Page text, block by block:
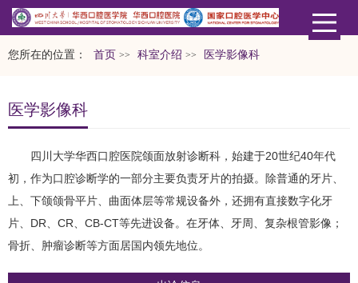
您所在的位置： 首页 >> 科室介绍 >> 医学影像科
医学影像科
四川大学华西口腔医院颌面放射诊断科，始建于20世纪40年代
初，作为口腔诊断学的一部分主要负责牙片的拍摄。除普通的牙片、
上、下颌颌骨平片、曲面体层等常规设备外，还拥有直接数字化牙
片、DR、CR、CB-CT等先进设备。在牙体、牙周、复杂根管影像；
骨折、肿瘤诊断等方面居国内领先地位。